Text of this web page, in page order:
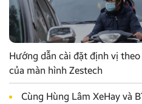
Hướng dẫn cài đặt định vị
của màn hình Zestech
Cùng Hùng Lâm XeHay và